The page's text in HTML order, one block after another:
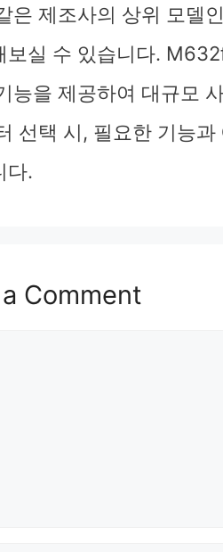
은 제조사의 상위 모
보실 수 있습니다.
능을 제공하여 대규모
선택 시, 필요한 기능
다.
Comment